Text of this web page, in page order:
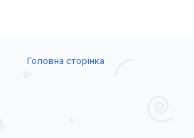
Головна сторінка